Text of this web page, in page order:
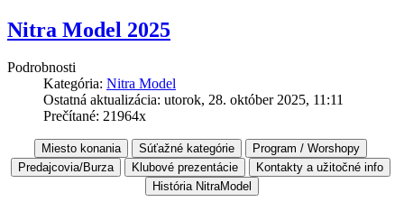
Nitra Model 2025
Podrobnosti
Kategória: Nitra Model
Ostatná aktualizácia: utorok, 28. október 2025, 11:11
Prečítané: 21964x